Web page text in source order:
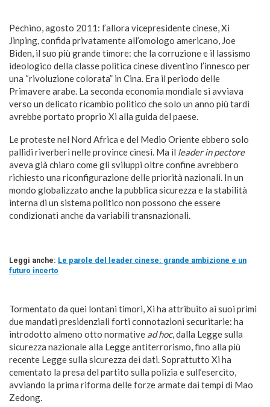
Pechino, agosto 2011: l’allora vicepresidente cinese, Xi
Jinping, confida privatamente all’omologo americano, Joe
Biden, il suo più grande timore: che la corruzione e il lassismo
ideologico della classe politica cinese diventino l’innesco per
una “rivoluzione colorata” in Cina. Era il periodo delle
Primavere arabe. La seconda economia mondiale si avviava
verso un delicato ricambio politico che solo un anno più tardi
avrebbe portato proprio Xi alla guida del paese.
Le proteste nel Nord Africa e del Medio Oriente ebbero solo
pallidi riverberi nelle province cinesi. Ma il leader in pectore
aveva già chiaro come gli sviluppi oltre confine avrebbero
richiesto una riconfigurazione delle priorità nazionali. In un
mondo globalizzato anche la pubblica sicurezza e la stabilità
interna di un sistema politico non possono che essere
condizionati anche da variabili transnazionali.
Leggi anche: Le parole del leader cinese: grande ambizione e un
futuro incerto
Tormentato da quei lontani timori, Xi ha attribuito ai suoi primi
due mandati presidenziali forti connotazioni securitarie: ha
introdotto almeno otto normative ad hoc, dalla Legge sulla
sicurezza nazionale alla Legge antiterrorismo, fino alla più
recente Legge sulla sicurezza dei dati. Soprattutto Xi ha
cementato la presa del partito sulla polizia e sull’esercito,
avviando la prima riforma delle forze armate dai tempi di Mao
Zedong.